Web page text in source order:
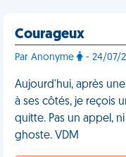
Courageux
Par Anonyme - 24/07/
Aujourd'hui, après
à ses côtés, je reçois
quitte. Pas un appel,
ghoste. VDM